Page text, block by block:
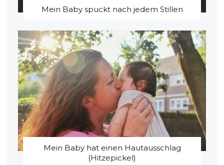
Mein Baby spuckt nach jedem Stillen
Mein Baby hat einen Hautausschlag
(Hitzepickel)